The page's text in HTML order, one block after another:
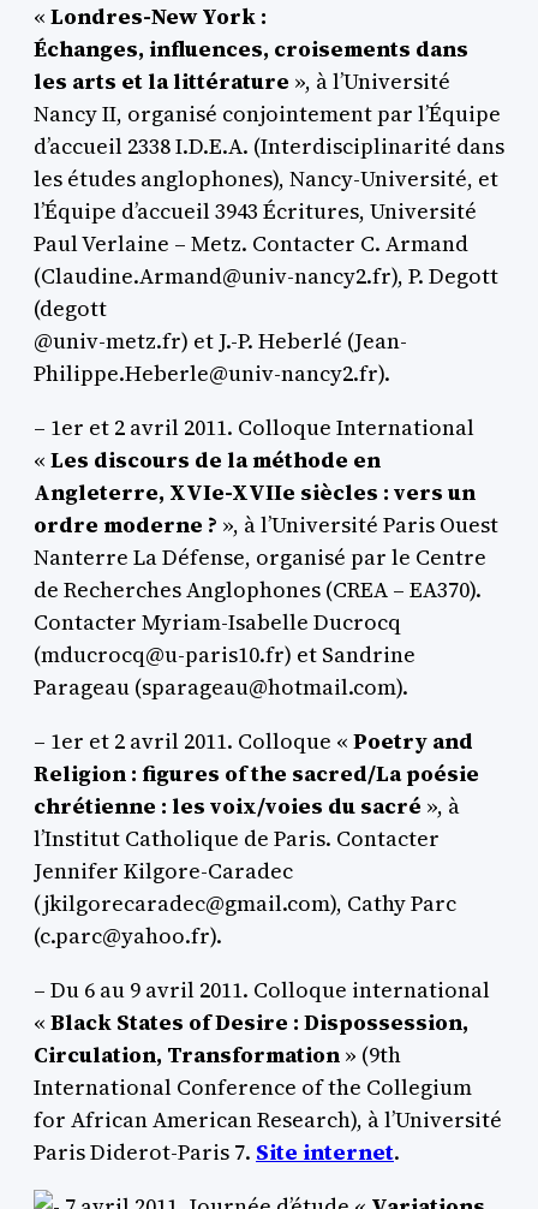
« Londres-New York :
Échanges, influences, croisements dans
les arts et la littérature », à l’Université
Nancy II, organisé conjointement par l’Équipe
d’accueil 2338 I.D.E.A. (Interdisciplinarité dans
les études anglophones), Nancy-Université, et
l’Équipe d’accueil 3943 Écritures, Université
Paul Verlaine – Metz. Contacter C. Armand
(Claudine.Armand@univ-nancy2.fr), P. Degott
(degott
@univ-metz.fr) et J.-P. Heberlé (Jean-
Philippe.Heberle@univ-nancy2.fr).
– 1er et 2 avril 2011. Colloque International
« Les discours de la méthode en
Angleterre, XVIe-XVIIe siècles : vers un
ordre moderne ? », à l’Université Paris Ouest
Nanterre La Défense, organisé par le Centre
de Recherches Anglophones (CREA – EA370).
Contacter Myriam-Isabelle Ducrocq
(mducrocq@u-paris10.fr) et Sandrine
Parageau (sparageau@hotmail.com).
– 1er et 2 avril 2011. Colloque « Poetry and
Religion : figures of the sacred/La poésie
chrétienne : les voix/voies du sacré », à
l’Institut Catholique de Paris. Contacter
Jennifer Kilgore-Caradec
(jkilgorecaradec@gmail.com), Cathy Parc
(c.parc@yahoo.fr).
– Du 6 au 9 avril 2011. Colloque international
« Black States of Desire : Dispossession,
Circulation, Transformation » (9th
International Conference of the Collegium
for African American Research), à l’Université
Paris Diderot-Paris 7. Site internet.